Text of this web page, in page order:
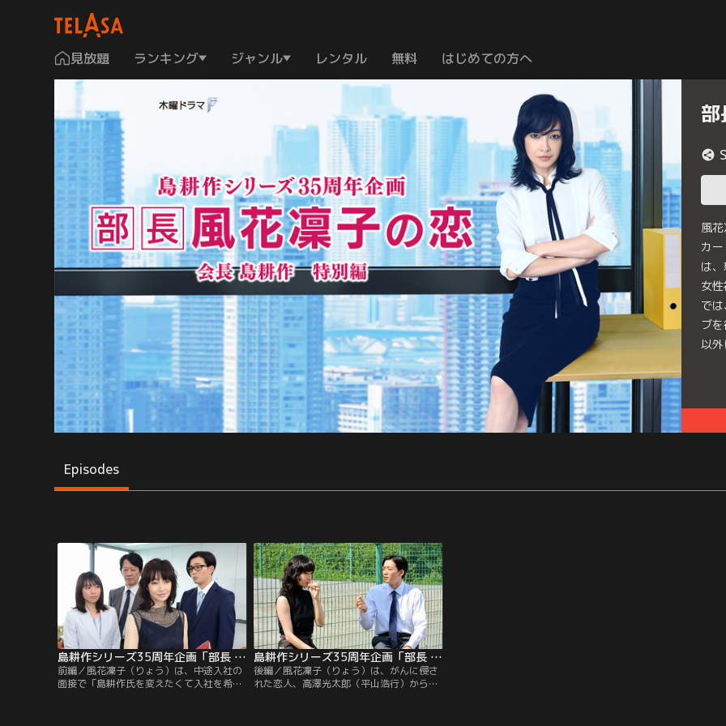
見放題 ランキング ジャンル レンタル 無料 はじめての方へ
風
カ
は
女
で
ブ
以
Episodes
島耕作シリーズ35周年企画「部長 風花凜子の恋」 前編
前編／風花凜子（りょう）は、中途入社の
面接で「島耕作氏を変えたくて入社を希望
島耕作シリーズ35周年企画「部長 風花凜子の恋」 後編（最終話）
後編／風花凜子（りょう）は、がんに侵さ
れた恋人、高澤光太郎（平山浩行）から別